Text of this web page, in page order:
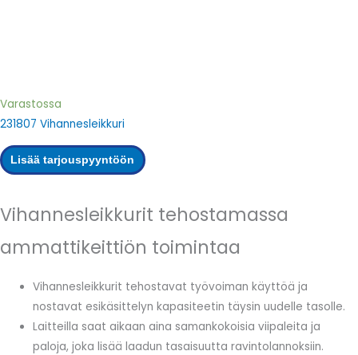
Varastossa
231807 Vihannesleikkuri
Lisää tarjouspyyntöön
Vihannesleikkurit tehostamassa
ammattikeittiön toimintaa
Vihannesleikkurit tehostavat työvoiman käyttöä ja
nostavat esikäsittelyn kapasiteetin täysin uudelle tasolle.
Laitteilla saat aikaan aina samankokoisia viipaleita ja
paloja, joka lisää laadun tasaisuutta ravintolannoksiin.